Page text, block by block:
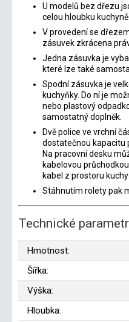
U modelů bez dřezu
celou hloubku kuchyně.
V provedení se
zásuvek zkrácena
Jedna zásuvka je
které lze také
Spodní zásuvka je
kuchyňky. Do ní je
nebo plastový
samostatný doplněk.
Dvě police ve vrchní
dostatečnou kapacitu
Na pracovní desku
kabelovou
kabel z prostoru
Stáhnutím rolety pak
Technické
Hmotnost:
Šířka:
Výška:
Hloubka: